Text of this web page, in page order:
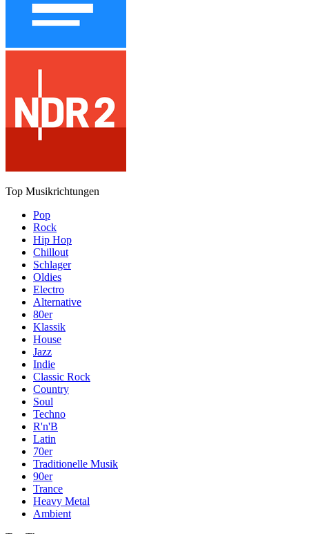
Top Musikrichtungen
Pop
Rock
Hip Hop
Chillout
Schlager
Oldies
Electro
Alternative
80er
Klassik
House
Jazz
Indie
Classic Rock
Country
Soul
Techno
R'n'B
Latin
70er
Traditionelle Musik
90er
Trance
Heavy Metal
Ambient